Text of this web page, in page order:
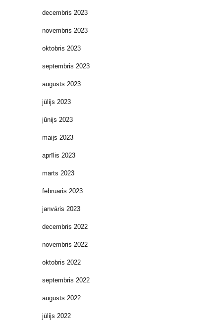
decembris 2023
novembris 2023
oktobris 2023
septembris 2023
augusts 2023
jūlijs 2023
jūnijs 2023
maijs 2023
aprīlis 2023
marts 2023
februāris 2023
janvāris 2023
decembris 2022
novembris 2022
oktobris 2022
septembris 2022
augusts 2022
jūlijs 2022